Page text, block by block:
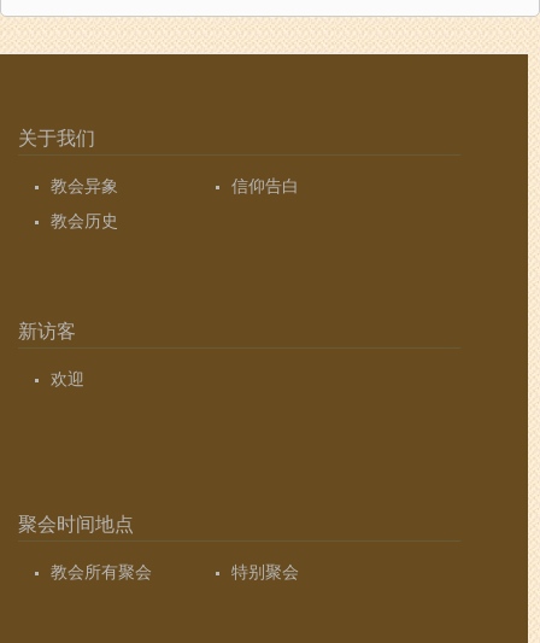
关于我们
教会异象
信仰告白
教会历史
新访客
欢迎
聚会时间地点
教会所有聚会 特别聚会